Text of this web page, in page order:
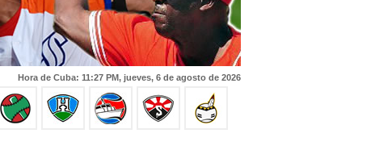
Hora de Cuba: 11:27 PM, jueves, 6 de agosto de 2026